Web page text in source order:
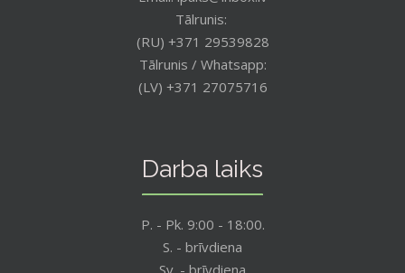
Tālrunis:
(RU) +371 29539828
Tālrunis / Whatsapp:
(LV) +371 27075716
Darba laiks
P. - Pk. 9:00 - 18:00.
S. - brīvdiena
Sv. - brīvdiena